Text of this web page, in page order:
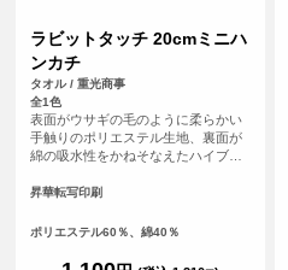
ラビットタッチ 20cmミニハ
ンカチ
タオル / 重光商事
全1色
表面がウサギの毛のように柔らかい
手触りのポリエステル生地、裏面が
綿の吸水性をかねそなえたハイブリ
昇華転写印刷
ポリエステル60％、綿40％